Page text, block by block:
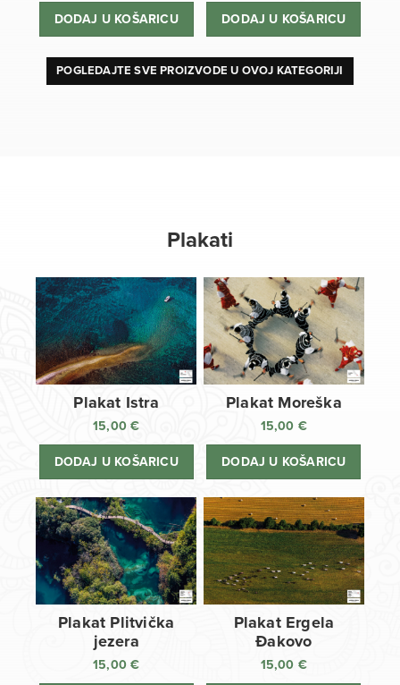
DODAJ U KOŠARICU DODAJ U KOŠARICU
POGLEDAJTE SVE PROIZVODE U OVOJ KATEGORIJI
Plakati
Plakat Istra
15,00€
DODAJ U KOŠARICU
Plakat Moreška
15,00 €
DODAJ U KOŠARICU
Plakat Plitvička
jezera
15,00€
Plakat Ergela
Đakovo
15,00 €